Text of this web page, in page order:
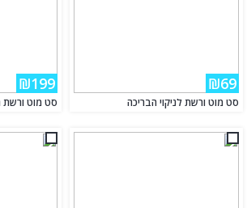
₪69
סט מוט ורשת לניקוי הבריכה
₪199
סט מוט ורשת